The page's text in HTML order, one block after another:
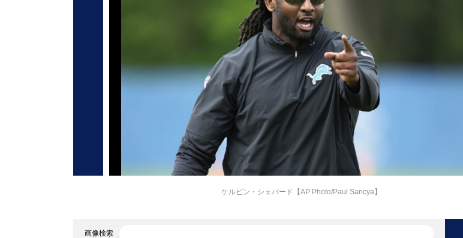
ケルビン・シェパード【AP Photo/Paul Sancya】
画像検索